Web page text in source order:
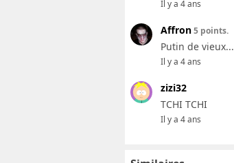
Il y a 4 ans
Affron5 points.
Putin de vieux...
Il y a 4 ans
zizi32
TCHI TCHI
Il y a 4 ans